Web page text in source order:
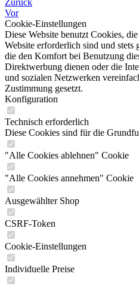
Zurück
Vor
Cookie-Einstellungen
Diese Website benutzt Cookies,
Website erforderlich sind und stets
die den Komfort bei Benutzung
Direktwerbung dienen oder die
und sozialen Netzwerken
Zustimmung gesetzt.
Konfiguration
Technisch erforderlich
Diese Cookies sind für die
"Alle Cookies ablehnen" Cookie
"Alle Cookies annehmen" Cookie
Ausgewählter Shop
CSRF-Token
Cookie-Einstellungen
Individuelle Preise